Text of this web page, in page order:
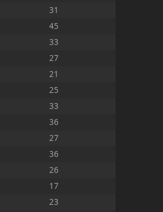
31
45
33
27
21
25
33
36
27
36
26
17
23